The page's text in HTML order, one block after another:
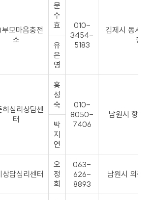
모마음충전
소
문
수
효
010-
3454-
5183
김제시 동서로
층
유
은
영
히심리상담센
터
홍
성
숙
010-
8050-
7406
남원시 향단
박
지
연
상담심리센터
오
정
희
063-
626-
8893
남원시 의총